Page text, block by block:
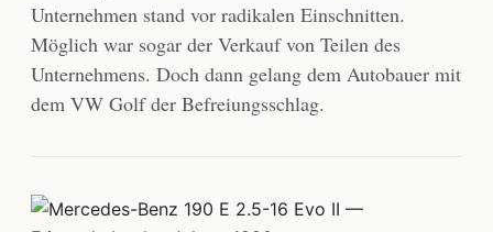
Unternehmen stand vor radikalen Einschnitten.
Möglich war sogar der Verkauf von Teilen des
Unternehmens. Doch dann gelang dem Autobauer mit
dem VW Golf der Befreiungsschlag.